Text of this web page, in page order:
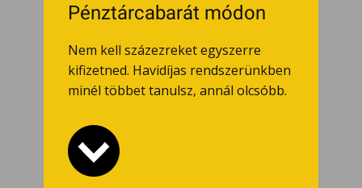
Pénztárcabarát módon
Nem kell százezreket egyszerre
kifizetned. Havidíjas rendszerünkben
minél többet tanulsz, annál olcsóbb.